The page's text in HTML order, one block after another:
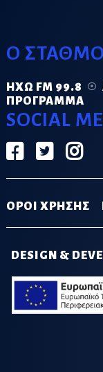
Ο
ΗΧΏ FM 99.8
ΠΡΌΓΡΑΜΜΑ
SOCIAL
ΟΡΟΙ ΧΡΗΣΗΣ
DESIGN &